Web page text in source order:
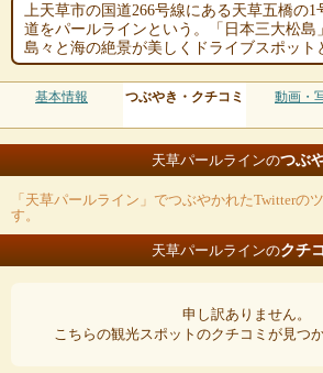
上天草市の国道266号線にある天草五橋の
道をパールラインという。「日本三大松島
島々と海の絶景が美しくドライブスポット
基本情報 つぶやき・クチコミ 動画・
天草パールラインのつぶ
「天草パールライン」でつぶやかれたTwitterの
す。
天草パールラインのクチ
申し訳ありません。
こちらの観光スポットのクチコミが見つ